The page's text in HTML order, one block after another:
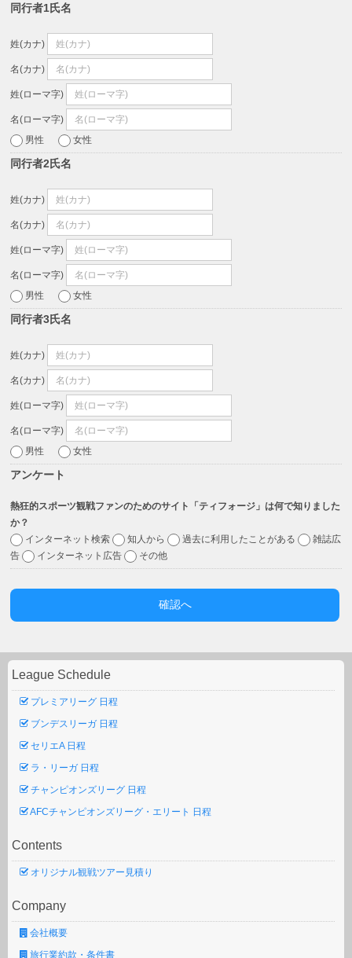
同行者1氏名
姓(カナ)
名(カナ)
姓(ローマ字)
名(ローマ字)
男性
女性
同行者2氏名
姓(カナ)
名(カナ)
姓(ローマ字)
名(ローマ字)
男性
女性
同行者3氏名
姓(カナ)
名(カナ)
姓(ローマ字)
名(ローマ字)
男性
女性
アンケート
熱狂的スポーツ観戦ファンのためのサイト「ティフォージ」は何で知りました
か？
インターネット検索
知人から 過去に利用したことがある
雑誌広
告
インターネット広告 その他
League Schedule
プレミアリーグ 日程
ブンデスリーガ 日程
セリエA 日程
ラ・リーガ 日程
チャンピオンズリーグ 日程
AFCチャンピオンズリーグ・エリート 日程
Contents
オリジナル観戦ツアー見積り
Company
会社概要
旅行業約款・条件書